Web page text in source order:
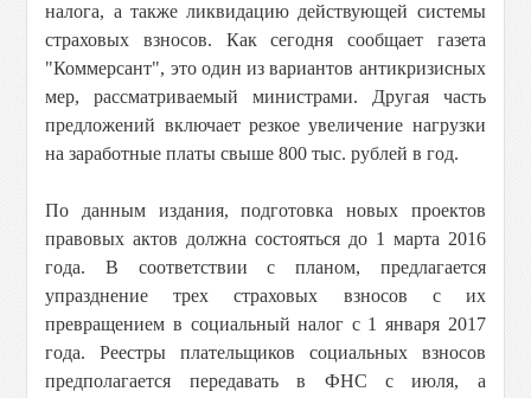
налога, а также ликвидацию действующей системы
страховых взносов. Как сегодня сообщает газета
"Коммерсант", это один из вариантов антикризисных
мер, рассматриваемый министрами. Другая часть
предложений включает резкое увеличение нагрузки
на заработные платы свыше 800 тыс. рублей в год.
По данным издания, подготовка новых проектов
правовых актов должна состояться до 1 марта 2016
года. В соответствии с планом, предлагается
упразднение трех страховых взносов с их
превращением в социальный налог с 1 января 2017
года. Реестры плательщиков социальных взносов
предполагается передавать в ФНС с июля, а